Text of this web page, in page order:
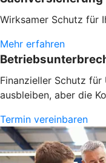
Wirksamer Schutz für
Mehr erfahren
Finanzieller Schutz für
ausbleiben, aber die
Termin vereinbaren